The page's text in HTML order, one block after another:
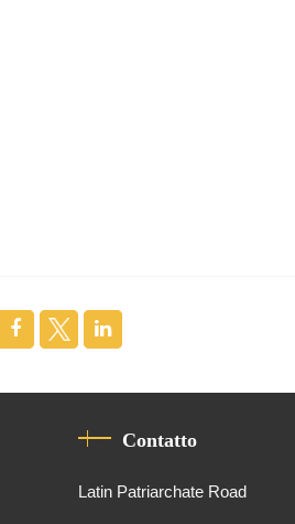
Contatto
Latin Patriarchate Road